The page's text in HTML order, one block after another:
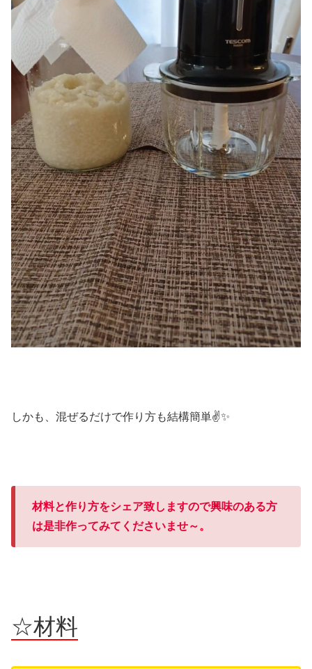
しかも、混ぜるだけで作り方も結構簡単✌✨
材料と作り方をシェア致しますので興味のある方
は是非作ってみてくださいませ～。
☆材料